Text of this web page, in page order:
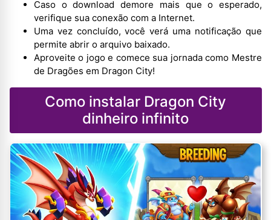
Caso o download demore mais que o esperado,
verifique sua conexão com a Internet.
Uma vez concluído, você verá uma notificação que
permite abrir o arquivo baixado.
Aproveite o jogo e comece sua jornada como Mestre
de Dragões em Dragon City!
Como instalar Dragon City
dinheiro infinito